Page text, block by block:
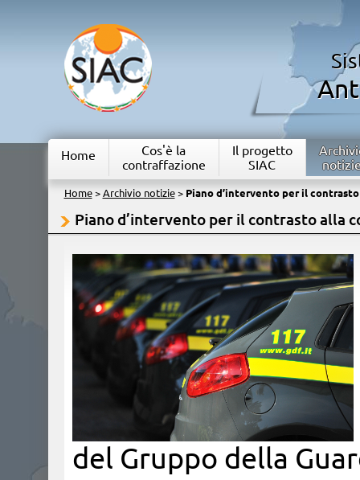
Home
Cos'è la
contraffazione
Il progetto
SIAC
Home> Archivio notizie> Piano d’intervento per il
Piano d’intervento per il contrasto alla
del Gruppo della